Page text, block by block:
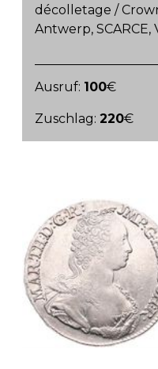
décolletage /
Antwerp, SCARCE,
Ausruf: 100€
Zuschlag:220€